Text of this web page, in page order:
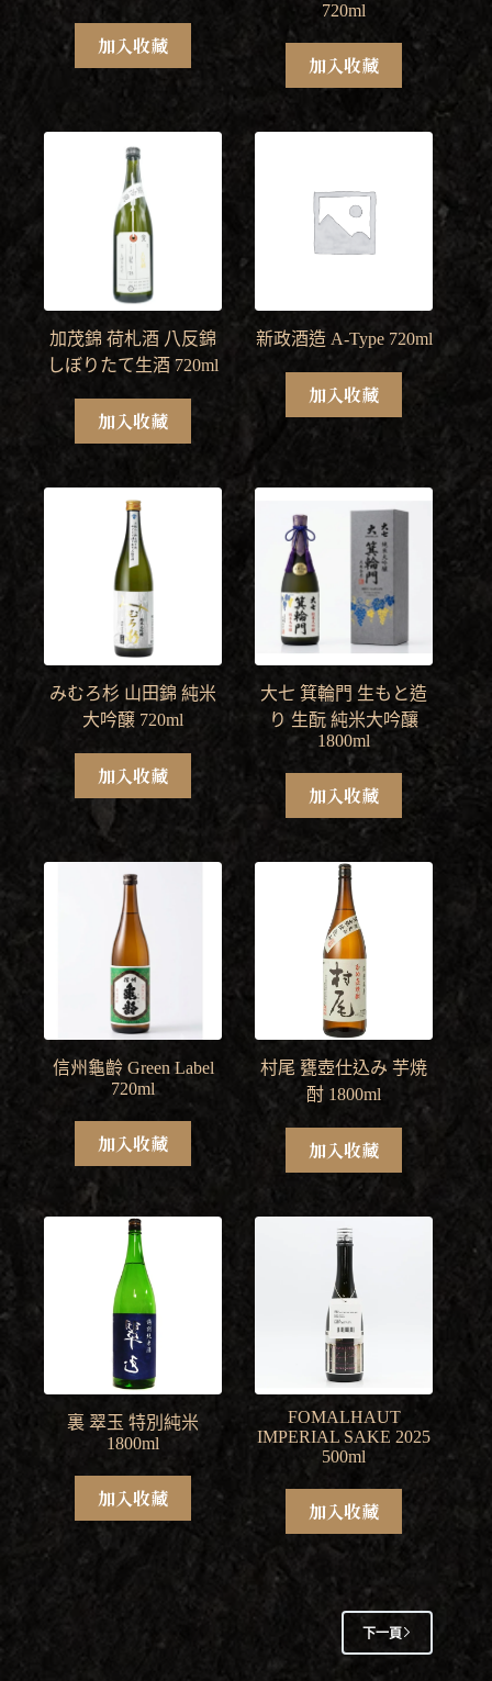
加入收藏
720ml
加入收藏
加茂錦 荷札酒 八反錦
しぼりたて生酒 720ml
加入收藏
新政酒造 A-Type 720ml
加入收藏
みむろ杉 山田錦 純米
大吟醸 720ml
加入收藏
大七 箕輪門 生もと造
り 生酛 純米大吟釀
1800ml
加入收藏
信州龜齡 Green Label
720ml
加入收藏
村尾 甕壺仕込み 芋焼
酎 1800ml
加入收藏
裏 翠玉 特別純米
1800ml
加入收藏
FOMALHAUT
IMPERIAL SAKE 2025
500ml
加入收藏
下一頁